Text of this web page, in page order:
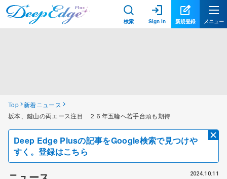
検索 Sign in 新規登録 メニュー
Top 新着ニュース
坂本、鍵山の両エース注目 ２６年五輪へ若手台頭も期待
Deep Edge Plusの記事をGoogle検索で見つけや
すく。登録はこちら
2024.10.11